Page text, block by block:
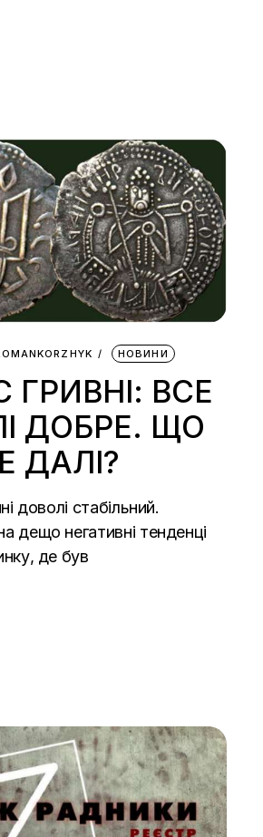
НОВИНИ
ГРИВНІ: ВСЕ
ДОБРЕ. ЩО
ДАЛІ?
доволі стабільний.
дещо негативні тенденці
де був